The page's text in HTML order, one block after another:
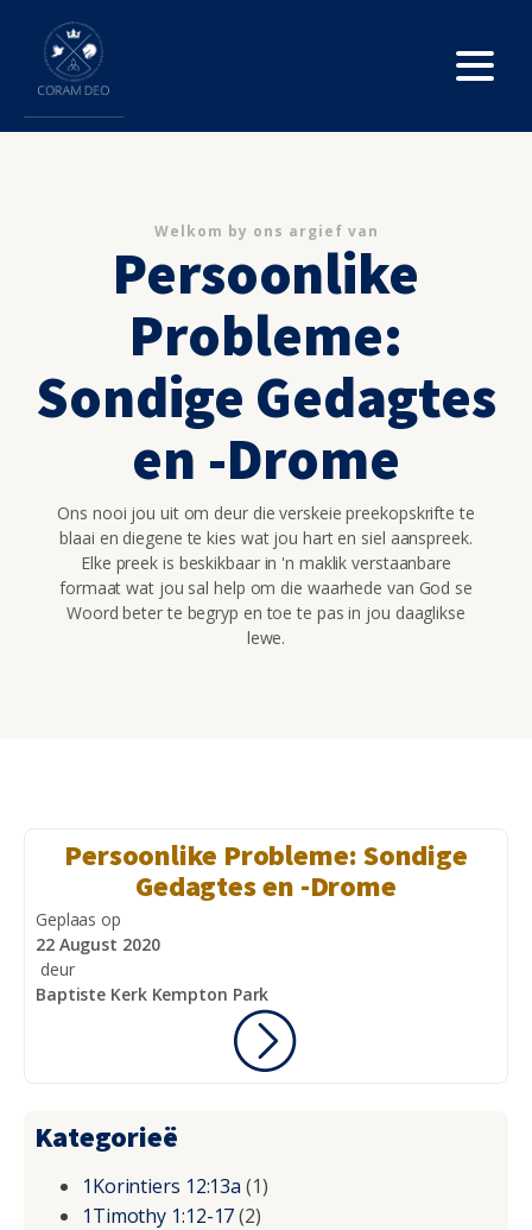
Welkom by ons argief van
Persoonlike
Probleme:
Sondige Gedagtes
en -Drome
Ons nooi jou uit om deur die verskeie preekopskrifte te
blaai en diegene te kies wat jou hart en siel aanspreek.
Elke preek is beskikbaar in 'n maklik verstaanbare
formaat wat jou sal help om die waarhede van God se
Woord beter te begryp en toe te pas in jou daaglikse
lewe.
Persoonlike Probleme: Sondige
Gedagtes en -Drome
Geplaas op
22 August 2020
deur
Baptiste Kerk Kempton Park
Kategorieë
1Korintiers 12:13a (1)
1Timothy 1:12-17(2)